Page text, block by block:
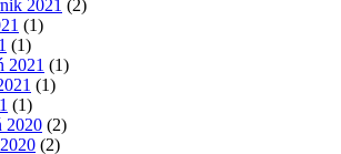
2021 (2)
(1)
(1)
2021 (1)
(1)
(1)
2020 (2)
(2)